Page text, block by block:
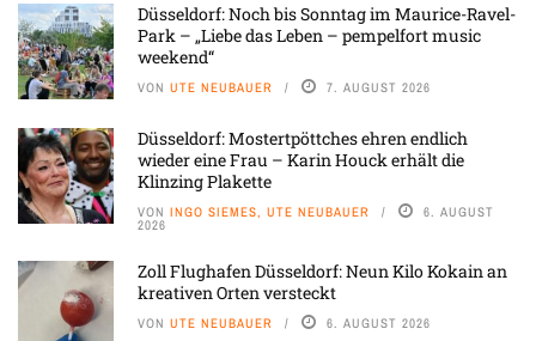
Düsseldorf: Noch bis Sonntag im Maurice-Ravel-
Park – „Liebe das Leben – pempelfort music
weekend“
VON UTE NEUBAUER 7. AUGUST 2026
Düsseldorf: Mostertpöttches ehren endlich
wieder eine Frau – Karin Houck erhält die
Klinzing Plakette
VON INGO SIEMES, UTE NEUBAUER 6. AUGUST
2026
Zoll Flughafen Düsseldorf: Neun Kilo Kokain an
kreativen Orten versteckt
VON UTE NEUBAUER 6. AUGUST 2026